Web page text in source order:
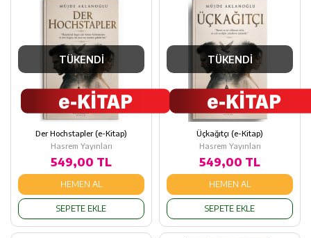
TÜKENDİ
Der Hochstapler (e-Kitap)
Hasrem Yayınları
549,00 TL
HEMEN AL
SEPETE EKLE
TÜKENDİ
Üçkağıtçı (e-Kitap)
Hasrem Yayınları
549,00 TL
HEMEN AL
SEPETE EKLE